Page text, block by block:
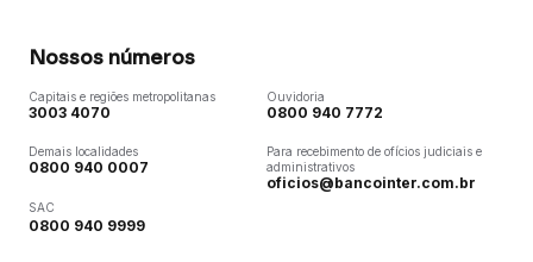
Nossos números
Capitais e regiões metropolitanas
3003 4070
Demais localidades
0800 940 0007
SAC
0800 940 9999
Ouvidoria
0800 940 7772
Para recebimento de ofícios judiciais e
administrativos
oficios@bancointer.com.br